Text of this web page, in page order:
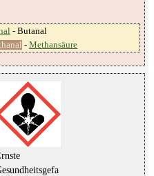
- Butanal
-Methansäure